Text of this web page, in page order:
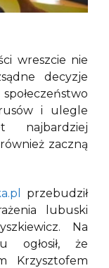
wreszcie nie
decyzje
i ulegle
najbardziej
zaczną
przebudził
lubuski
Na
ogłosił, że
Krzysztofem